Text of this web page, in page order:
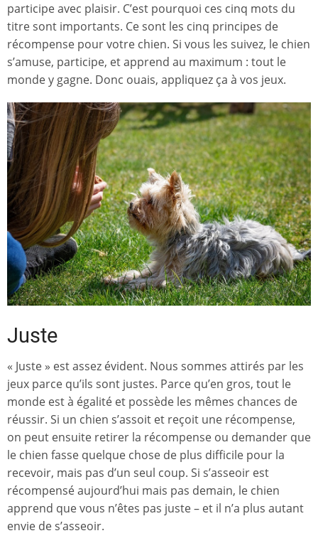
participe avec plaisir. C’est pourquoi ces cinq mots du
titre sont importants. Ce sont les cinq principes de
récompense pour votre chien. Si vous les suivez, le chien
s’amuse, participe, et apprend au maximum : tout le
monde y gagne. Donc ouais, appliquez ça à vos jeux.
Juste
« Juste » est assez évident. Nous sommes attirés par les
jeux parce qu’ils sont justes. Parce qu’en gros, tout le
monde est à égalité et possède les mêmes chances de
réussir. Si un chien s’assoit et reçoit une récompense,
on peut ensuite retirer la récompense ou demander que
le chien fasse quelque chose de plus difficile pour la
recevoir, mais pas d’un seul coup. Si s’asseoir est
récompensé aujourd’hui mais pas demain, le chien
apprend que vous n’êtes pas juste – et il n’a plus autant
envie de s’asseoir.